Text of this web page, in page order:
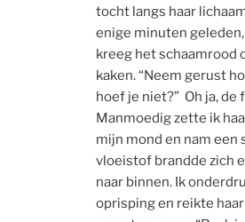
tocht langs haar
enige minuten
kreeg het schaamrood
kaken. “Neem gerust
hoef je niet?” Oh ja, de
Manmoedig zette ik
mijn mond en nam een
vloeistof brandde zich
naar binnen. Ik
oprisping en reikte